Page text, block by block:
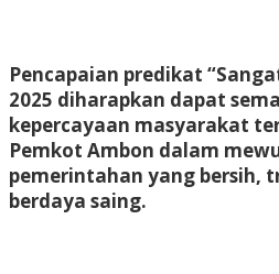
Pencapaian predikat
2025 diharapkan dapat
kepercayaan masyarakat
Pemkot Ambon dalam
pemerintahan yang bersih,
berdaya saing.